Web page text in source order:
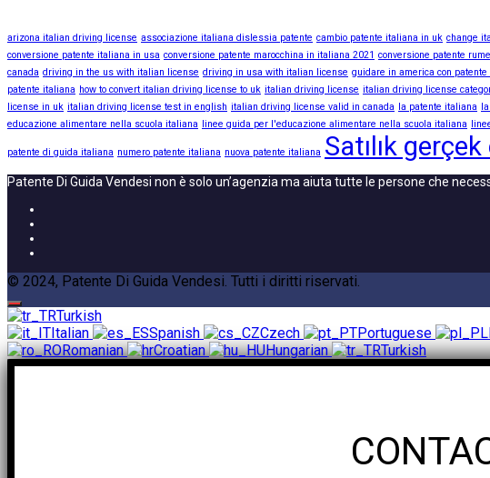
arizona italian driving license associazione italiana dislessia patente cambio patente italiana in uk change
conversione patente italiana in usa conversione patente marocchina in italiana 2021 conversione patente
canada driving in the us with italian license driving in usa with italian license guidare in america con
patente italiana how to convert italian driving license to uk italian driving license italian driving license
license in uk italian driving license test in english italian driving license valid in canada la patente italiana
educazione alimentare nella scuola italiana
linee guida per l'educazione alimentare nella scuola italiana
patente di guida italiana numero patente italiana nuova patente italiana Satılık
Patente Di Guida Vendesi non è solo un’agenzia ma aiuta tutte le persone che
© 2024, Patente Di Guida Vendesi. Tutti i diritti riservati.
Turkish
Italian
Spanish Czech Portuguese
Romanian
Croatian Hungarian Turkish